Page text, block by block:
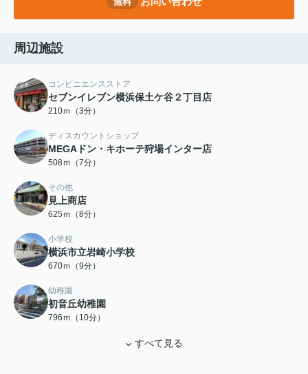
周辺施設
コンビニエンスストア
セブンイレブン横浜保土ケ谷２丁目店
210ｍ（3分）
ディスカウントショップ
MEGAドン・キホーテ狩場インター店
508ｍ（7分）
その他
見上商店
625ｍ（8分）
小学校
横浜市立岩崎小学校
670ｍ（9分）
幼稚園
初音丘幼稚園
796ｍ（10分）
すべて見る